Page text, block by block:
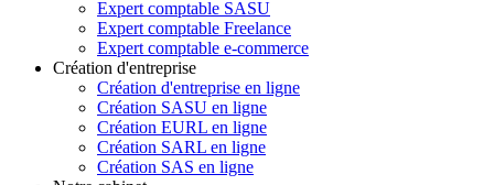
Expert comptable SASU
Expert comptable Freelance
Expert comptable e-commerce
Création d'entreprise
Création d'entreprise en ligne
Création SASU en ligne
Création EURL en ligne
Création SARL en ligne
Création SAS en ligne